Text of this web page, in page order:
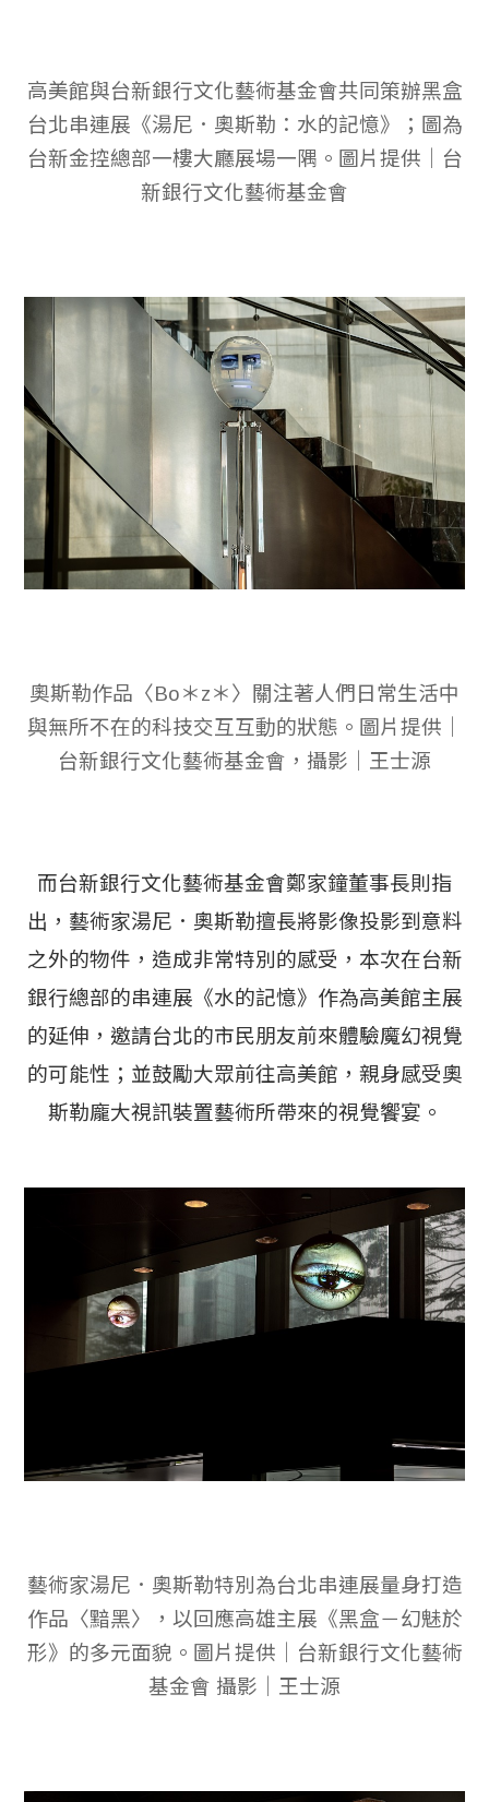
高美館與台新銀行文化藝術基金會共同策辦黑盒
台北串連展《湯尼．奧斯勒：水的記憶》；圖為
台新金控總部一樓大廳展場一隅。圖片提供｜台
新銀行文化藝術基金會
奧斯勒作品〈Bo＊z＊〉關注著人們日常生活中
與無所不在的科技交互互動的狀態。圖片提供｜
台新銀行文化藝術基金會，攝影｜王士源
而台新銀行文化藝術基金會鄭家鐘董事長則指
出，藝術家湯尼．奧斯勒擅長將影像投影到意料
之外的物件，造成非常特別的感受，本次在台新
銀行總部的串連展《水的記憶》作為高美館主展
的延伸，邀請台北的市民朋友前來體驗魔幻視覺
的可能性；並鼓勵大眾前往高美館，親身感受奧
斯勒龐大視訊裝置藝術所帶來的視覺饗宴。
藝術家湯尼．奧斯勒特別為台北串連展量身打造
作品〈黯黑〉，以回應高雄主展《黑盒－幻魅於
形》的多元面貌。圖片提供｜台新銀行文化藝術
基金會 攝影｜王士源